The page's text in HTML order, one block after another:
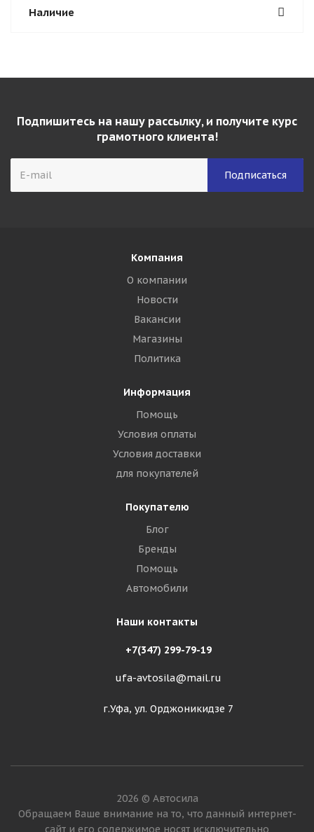
Наличие
Подпишитесь на нашу рассылку, и получите курс
грамотного клиента!
Компания
О компании
Новости
Вакансии
Магазины
Политика
Информация
Помощь
Условия оплаты
Условия доставки
для покупателей
Покупателю
Блог
Бренды
Помощь
Автомобили
Наши контакты
+7(347) 299-79-19
ufa-avtosila@mail.ru
г.Уфа, ул. Орджоникидзе 7
2026 © Автосила
Обращаем Ваше внимание на то, что данный интернет-
сайт и его содержимое носят исключительно